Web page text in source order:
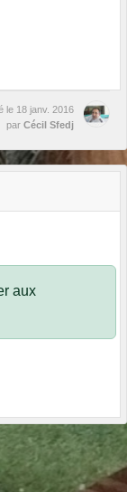
le 18 janv. 2016
par Cécil Sfedj
aux